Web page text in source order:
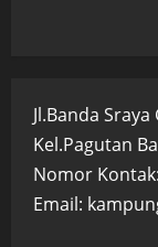
Jl.Banda
Kel.Pagutan
Nomor
Email: